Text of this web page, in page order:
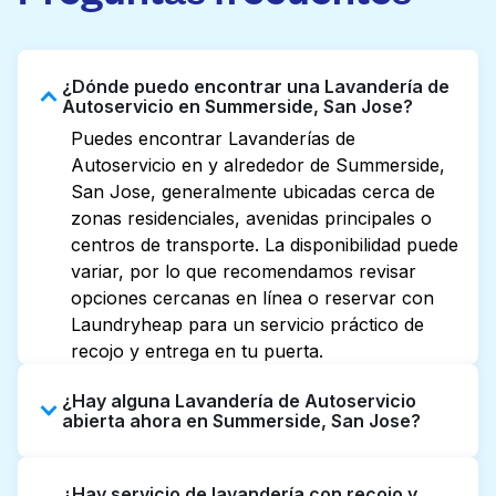
¿Dónde puedo encontrar una Lavandería de
Autoservicio en Summerside, San Jose?
Puedes encontrar Lavanderías de
Autoservicio en y alrededor de Summerside,
San Jose, generalmente ubicadas cerca de
zonas residenciales, avenidas principales o
centros de transporte. La disponibilidad puede
variar, por lo que recomendamos revisar
opciones cercanas en línea o reservar con
Laundryheap para un servicio práctico de
recojo y entrega en tu puerta.
¿Hay alguna Lavandería de Autoservicio
abierta ahora en Summerside, San Jose?